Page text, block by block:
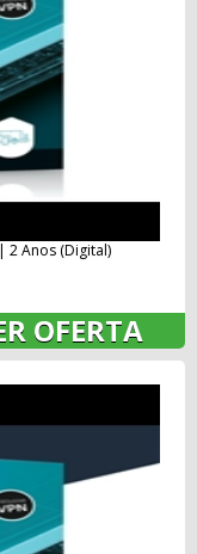
2 Anos (Digital)
OFERTA